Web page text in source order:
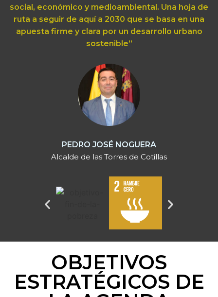
social, económico y medioambiental. Una hoja de
ruta a seguir de aquí a 2030 que se basa en una
apuesta firme y clara por un desarrollo urbano
sostenible”
PEDRO JOSÉ NOGUERA
Alcalde de las Torres de Cotillas
OBJETIVOS
ESTRATÉGICOS DE